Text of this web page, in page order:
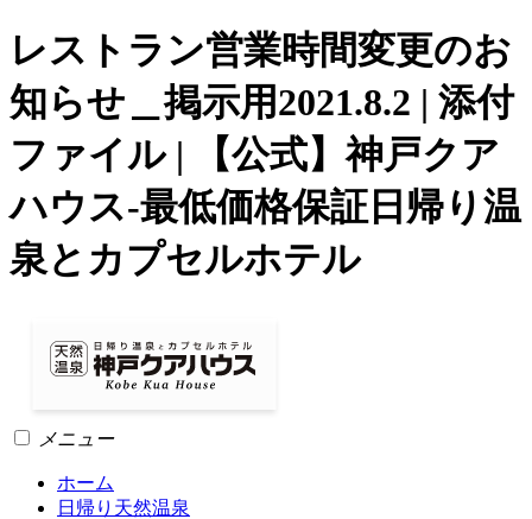
レストラン営業時間変更のお
知らせ＿掲示用2021.8.2 | 添付
ファイル | 【公式】神戸クア
ハウス-最低価格保証日帰り温
泉とカプセルホテル
メニュー
ホーム
日帰り天然温泉